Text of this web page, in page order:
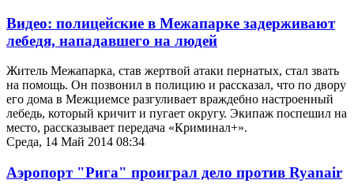
Видео: полицейские в Межапарке задерживают
лебедя, нападавшего на людей
Житель Межапарка, став жертвой атаки пернатых, стал звать
на помощь. Он позвонил в полицию и рассказал, что по двору
его дома в Межциемсе разгуливает враждебно настроенный
лебедь, который кричит и пугает округу. Экипаж поспешил на
место, рассказывает передача «Криминал+».
Среда, 14 Май 2014 08:34
Аэропорт "Рига" проиграл дело против Ryanair